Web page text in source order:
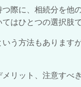
際に、相続分を他
はひとつの選択肢
う方法もあります
リット、注意すべ